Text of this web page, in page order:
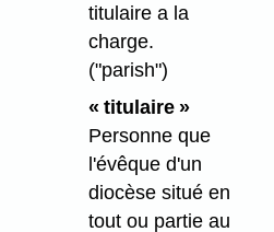
titulaire a la
charge.
("parish")
« titulaire »
Personne que
l'évêque d'un
diocèse situé en
tout ou partie au